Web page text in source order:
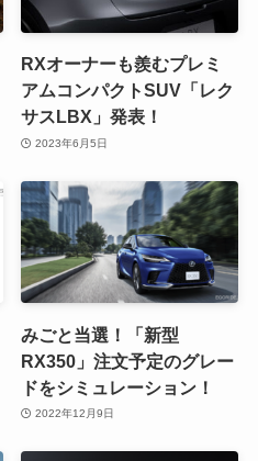
RXオーナーも羨むプレミ
アムコンパクトSUV「レク
サスLBX」発表！
2023年6月5日
みごと当選！「新型
RX350」注文予定のグレー
ドをシミュレーション！
2022年12月9日